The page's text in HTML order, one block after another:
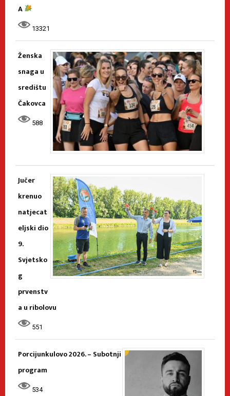
A
13321
Ženska
snaga u
središtu
Čakovca
588
Jučer
krenuo
natjecat
eljski dio
9.
Svjetsko
g
prvenstv
a u ribolovu
551
Porcijunkulovo 2026. – Subotnji
program
534